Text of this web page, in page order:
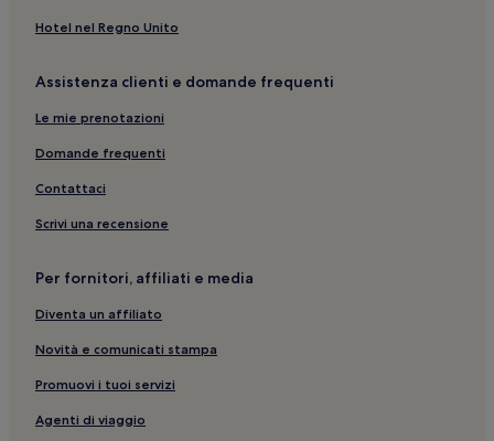
Hotel nel Regno Unito
Assistenza clienti e domande frequenti
Le mie prenotazioni
Domande frequenti
Contattaci
Scrivi una recensione
Per fornitori, affiliati e media
Diventa un affiliato
Novità e comunicati stampa
Promuovi i tuoi servizi
Agenti di viaggio